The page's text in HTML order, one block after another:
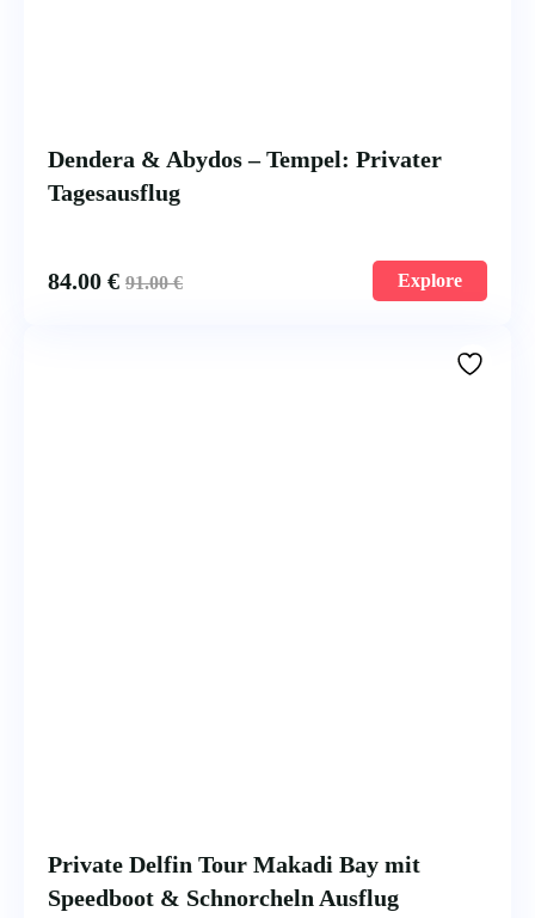
Dendera & Abydos – Tempel: Privater
Tagesausflug
84.00 € 91.00€ Explore
Private Delfin Tour Makadi Bay mit
Speedboot & Schnorcheln Ausflug